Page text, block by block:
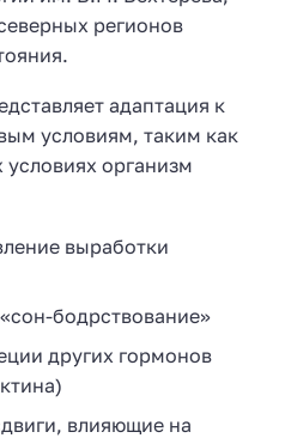
регионов
адаптация к
условиям, таким как
организм
выработки
бодрствование»
других гормонов
влияющие на